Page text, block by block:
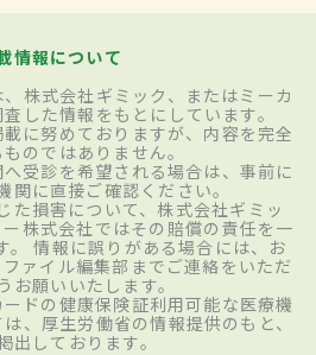
情報について
株式会社ギミック、またはミーカ
した情報をもとにしています。
に努めておりますが、内容を完全
のではありません。
受診を希望される場合は、事前に
関に直接ご確認ください。
た損害について、株式会社ギミッ
株式会社ではその賠償の責任を一
。 情報に誤りがある場合には、お
ァイル編集部までご連絡をいただ
お願いいたします。
ドの健康保険証利用可能な医療機
、厚生労働省の情報提供のもと、
出しております。